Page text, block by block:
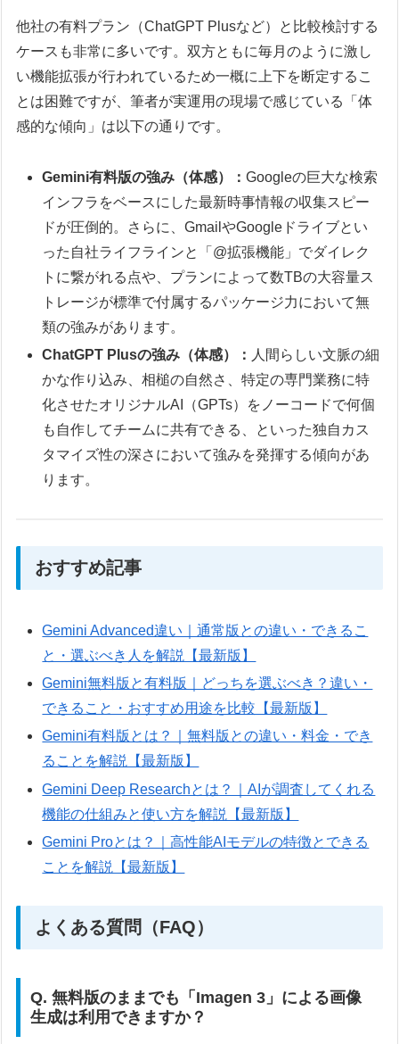
他社の有料プラン（ChatGPT Plusなど）と比較検討する
ケースも非常に多いです。双方ともに毎月のように激し
い機能拡張が行われているため一概に上下を断定するこ
とは困難ですが、筆者が実運用の現場で感じている「体
感的な傾向」は以下の通りです。
Gemini有料版の強み（体感）：Googleの巨大な検索
インフラをベースにした最新時事情報の収集スピー
ドが圧倒的。さらに、GmailやGoogleドライブとい
った自社ライフラインと「@拡張機能」でダイレク
トに繋がれる点や、プランによって数TBの大容量ス
トレージが標準で付属するパッケージ力において無
類の強みがあります。
ChatGPT Plusの強み（体感）： 人間らしい文脈の細
かな作り込み、相槌の自然さ、特定の専門業務に特
化させたオリジナルAI（GPTs）をノーコードで何個
も自作してチームに共有できる、といった独自カス
タマイズ性の深さにおいて強みを発揮する傾向があ
ります。
おすすめ記事
Gemini Advanced違い｜通常版との違い・できるこ
と・選ぶべき人を解説【最新版】
Gemini無料版と有料版｜どっちを選ぶべき？違い・
できること・おすすめ用途を比較【最新版】
Gemini有料版とは？｜無料版との違い・料金・でき
ることを解説【最新版】
Gemini Deep Researchとは？｜AIが調査してくれる
機能の仕組みと使い方を解説【最新版】
Gemini Proとは？｜高性能AIモデルの特徴とできる
ことを解説【最新版】
よくある質問（FAQ）
Q. 無料版のままでも「Imagen 3」による画像
生成は利用できますか？